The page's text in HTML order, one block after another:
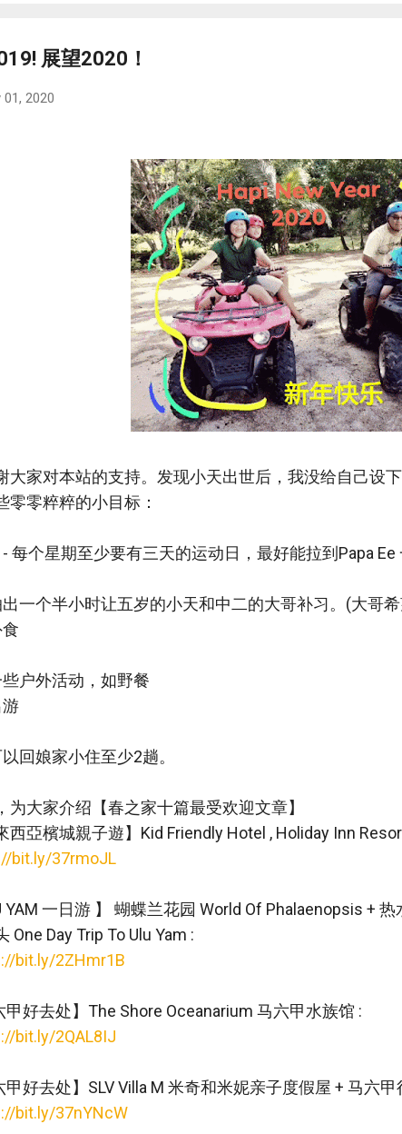
展望2020！
2020
大家对本站的支持。发现小天出世后，我没给自己设
零零粹粹的小目标：
每个星期至少要有三天的运动日，最好能拉到Papa Ee
一个半小时让五岁的小天和中二的大哥补习。(大哥希
户外活动，如野餐
回娘家小住至少2趟。
为大家介绍【春之家十篇最受欢迎文章】
西亞檳城親子遊】Kid Friendly Hotel , Holiday Inn
bit.ly/37rmoJL
YAM 一日游 】 蝴蝶兰花园 World Of Phalaenopsis +
One Day Trip To Ulu Yam :
bit.ly/2ZHmr1B
甲好去处】The Shore Oceanarium 马六甲水族馆 :
bit.ly/2QAL8IJ
甲好去处】SLV Villa M 米奇和米妮亲子度假屋 + 马六甲
bit.ly/37nYNcW